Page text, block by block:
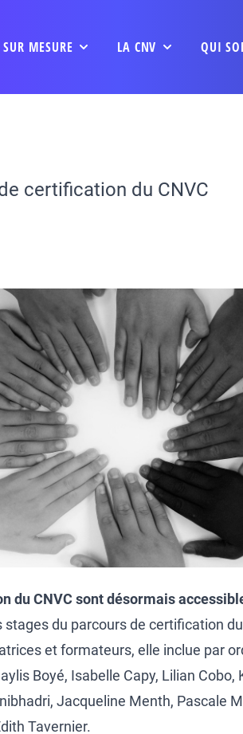
MESURE LA CNV QUI
certification du CNVC
du CNVC sont désormais
du parcours de certification
et formateurs, elle inclue par
Boyé, Isabelle Capy, Lilian
Jacqueline Menth, Pascale
Tavernier.